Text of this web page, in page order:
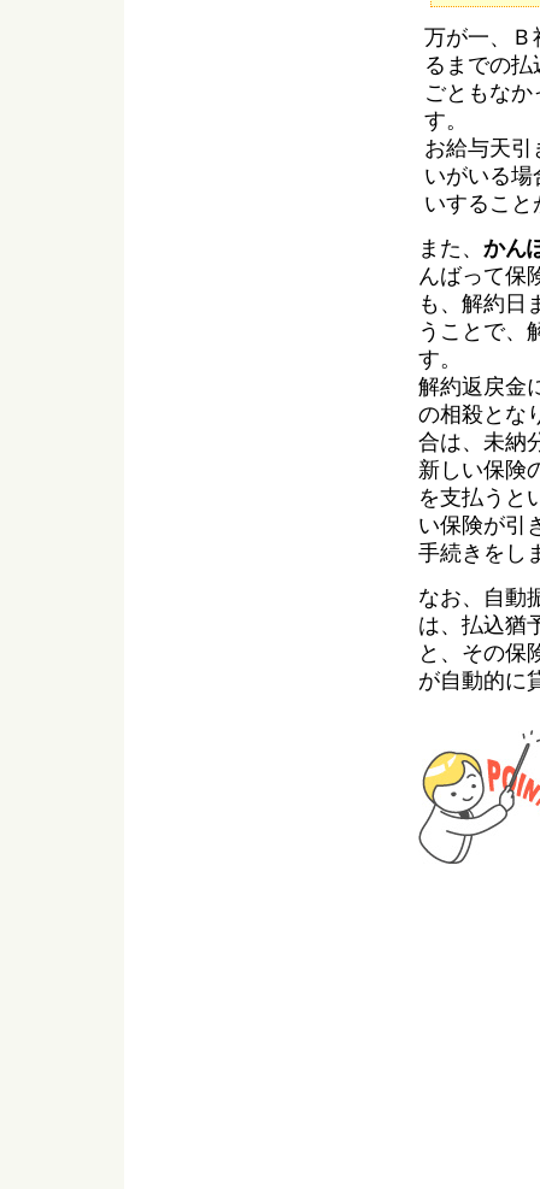
万が一、Ｂ
るまでの
ごともな
す。
お給与天
いがいる
いすること
また、 かん
んばって保
も、解約日
うことで、
す。
解約返戻金
の相殺とな
合は、未納
新しい保険
を支払うと
い保険が引
手続きをし
なお、自動
は、払込猶
と、その保
が自動的に